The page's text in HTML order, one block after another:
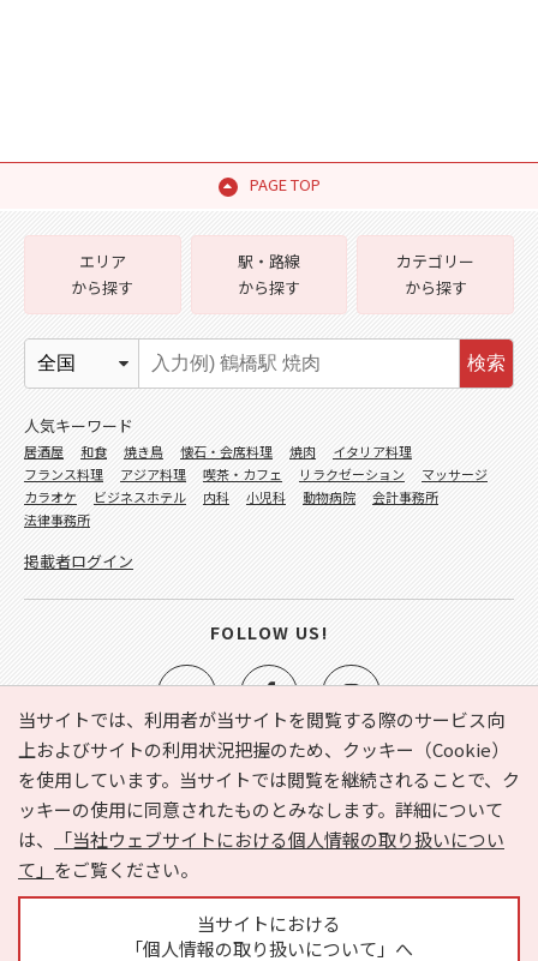
PAGE TOP
当サイトでは、利用者が当サイトを閲覧する際のサービス向
上およびサイトの利用状況把握のため、クッキー（Cookie）
を使用しています。当サイトでは閲覧を継続されることで、ク
ッキーの使用に同意されたものとみなします。詳細について
は、
「当社ウェブサイトにおける個人情報の取り扱いについ
て」 をご覧ください。
当サイトにおける
「個人情報の取り扱いについて」へ
e-NAVITA（イーナビタ）とは？ お気に入り
ヘルプ
利用規約
個人情報の取り扱いについて
運営会社
サイトマップ
広告掲載に関するお問い合わせ
エリア
から探す
駅・路線
から探す
カテゴリー
から探す
検索
人気キーワード
居酒屋 和食 焼き鳥 懐石・会席料理 焼肉
イタリア料理
フランス料理
アジア料理 喫茶・カフェ リラクゼーション
マッサージ
カラオケ
ビジネスホテル 内科 小児科 動物病院
会計事務所
法律事務所
掲載者ログイン
FOLLOW US!